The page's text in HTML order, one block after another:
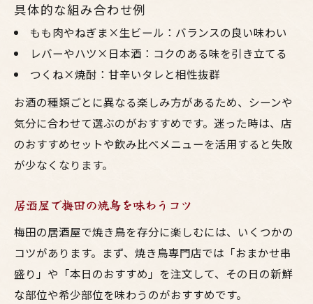
具体的な組み合わせ例
もも肉やねぎま×生ビール：バランスの良い味わい
レバーやハツ×日本酒：コクのある味を引き立てる
つくね×焼酎：甘辛いタレと相性抜群
お酒の種類ごとに異なる楽しみ方があるため、シーンや
気分に合わせて選ぶのがおすすめです。迷った時は、店
のおすすめセットや飲み比べメニューを活用すると失敗
が少なくなります。
居酒屋で梅田の焼鳥を味わうコツ
梅田の居酒屋で焼き鳥を存分に楽しむには、いくつかの
コツがあります。まず、焼き鳥専門店では「おまかせ串
盛り」や「本日のおすすめ」を注文して、その日の新鮮
な部位や希少部位を味わうのがおすすめです。